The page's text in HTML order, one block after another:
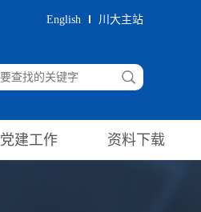
English 川大主站
党建工作 资料下载